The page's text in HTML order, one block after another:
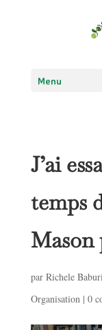
Menu
J’ai
temps
Mason
par Richele
Organisation| 0